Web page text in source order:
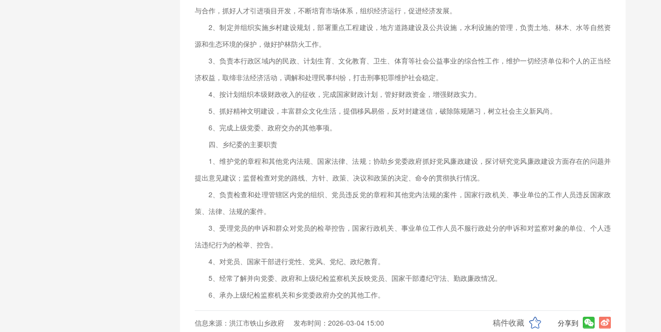
与合作，抓好人才引进项目开发，不断培育市场体系，组织经济运行，促进经济发展。
2、制定并组织实施乡村建设规划，部署重点工程建设，地方道路建设及公共设施，水利设施的管理，负责土地、林木、水等自然资
源和生态环境的保护，做好护林防火工作。
3、负责本行政区域内的民政、计划生育、文化教育、卫生、体育等社会公益事业的综合性工作，维护一切经济单位和个人的正当经
济权益，取缔非法经济活动，调解和处理民事纠纷，打击刑事犯罪维护社会稳定。
4、按计划组织本级财政收入的征收，完成国家财政计划，管好财政资金，增强财政实力。
5、抓好精神文明建设，丰富群众文化生活，提倡移风易俗，反对封建迷信，破除陈规陋习，树立社会主义新风尚。
6、完成上级党委、政府交办的其他事项。
四、乡纪委的主要职责
1、维护党的章程和其他党内法规、国家法律、法规；协助乡党委政府抓好党风廉政建设，探讨研究党风廉政建设方面存在的问题并
提出意见建议；监督检查对党的路线、方针、政策、决议和政策的决定、命令的贯彻执行情况。
2、负责检查和处理管辖区内党的组织、党员违反党的章程和其他党内法规的案件，国家行政机关、事业单位的工作人员违反国家政
策、法律、法规的案件。
3、受理党员的申诉和群众对党员的检举控告，国家行政机关、事业单位工作人员不服行政处分的申诉和对监察对象的单位、个人违
法违纪行为的检举、控告。
4、对党员、国家干部进行党性、党风、党纪、政纪教育。
5、经常了解并向党委、政府和上级纪检监察机关反映党员、国家干部遵纪守法、勤政廉政情况。
6、承办上级纪检监察机关和乡党委政府办交的其他工作。
信息来源：洪江市铁山乡政府 发布时间：2026-03-04 15:00 稿件收藏 分享到